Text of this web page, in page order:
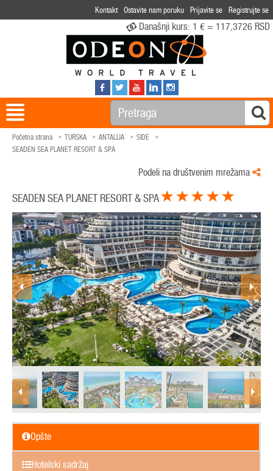
Kontakt Ostavite nam poruku Prijavite se Registrujte se
Današnji kurs: 1 € = 117,3726 RSD
Početna strana TURSKA ANTALIJA
SIDE
SEADEN SEA PLANET RESORT & SPA
Podeli na društvenim mrežama
SEADEN SEA PLANET RESORT & SPA
Opšte
Hotelski sadržaj